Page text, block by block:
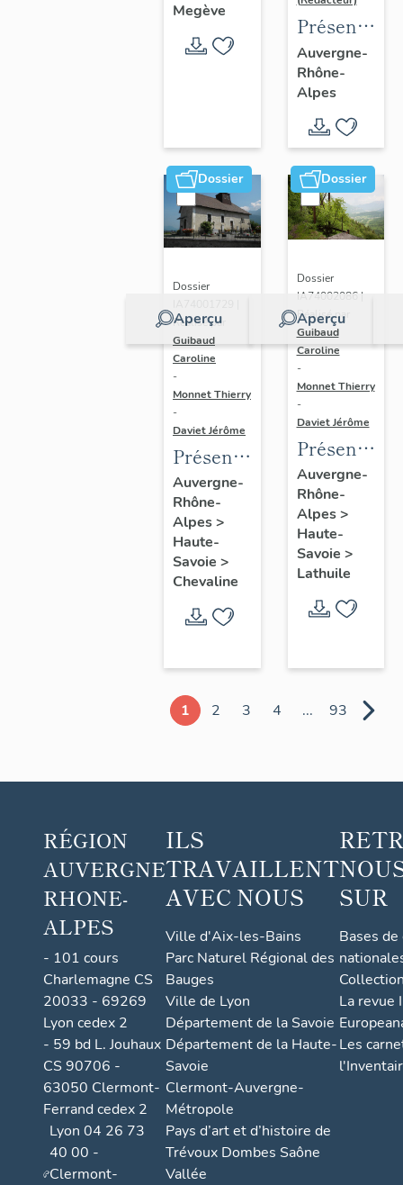
Megève
de l'aire
d'étude
du
du vitrail
ancien
de
Rhône-
Auvergne-
Rhône-
Alpes
Dossier
Aperçu
Dossier
Réalisé par
Guibaud
Caroline
-
Monnet Thierry
-
Daviet Jérôme
Présentation
de la
commune
de
Chevaline
Auvergne-
Rhône-
Alpes>
Haute-
Savoie >
Chevaline
Dossier
Aperçu
Dossier
IA74002086 |
Réalisé par
Guibaud
Caroline
-
Monnet Thierry
-
Daviet Jérôme
de la
commune
de
Lathuile
Auvergne-
Rhône-
Alpes>
Haute-
Savoie >
Lathuile
1 2 3 4 ... 93
RÉGION
AUVERGNE
RHONE-
ALPES
- 101 cours
Charlemagne CS
20033 - 69269
Lyon cedex 2
- 59 bd L. Jouhaux
CS 90706 -
63050 Clermont-
Ferrand cedex 2
Lyon 04 26 73
40 00 -
Clermont-
ILS
TRAVAILLENT
AVEC NOUS
Ville d'Aix-les-Bains
Parc Naturel Régional des
Bauges
Ville de Lyon
Département de la Savoie
Département de la Haute-
Savoie
Clermont-Auvergne-
Métropole
Pays d’art et d’histoire de
Trévoux Dombes Saône
Vallée
SUR
Bases
La revue
Les